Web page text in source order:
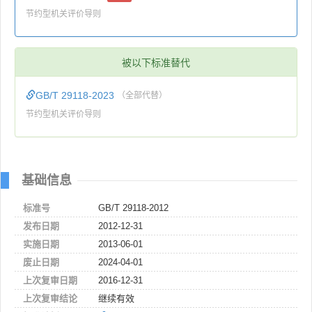
节约型机关评价导则
被以下标准替代
GB/T 29118-2023 （全部代替）
节约型机关评价导则
基础信息
标准号
GB/T 29118-2012
发布日期
2012-12-31
实施日期
2013-06-01
废止日期
2024-04-01
上次复审日期
2016-12-31
上次复审结论
继续有效